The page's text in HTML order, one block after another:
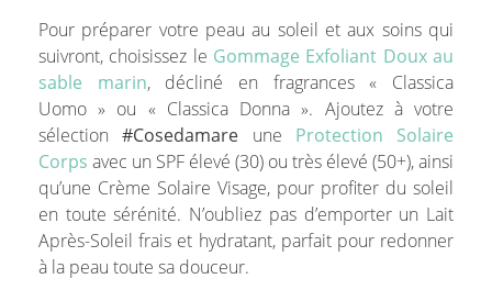
Pour préparer votre peau au soleil et aux soins qui
suivront, choisissez le Gommage Exfoliant Doux au
sable marin, décliné en fragrances « Classica
Uomo » ou « Classica Donna ». Ajoutez à votre
sélection#Cosedamare une Protection Solaire
Corps avec un SPF élevé (30) ou très élevé (50+), ainsi
qu’une Crème Solaire Visage, pour profiter du soleil
en toute sérénité. N’oubliez pas d’emporter un Lait
Après-Soleil frais et hydratant, parfait pour redonner
à la peau toute sa douceur.